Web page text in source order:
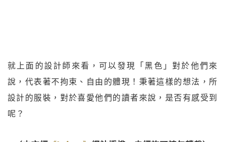
就上面的設計師來看，可以發現「黑色」對於他們來
說，代表著不拘束、自由的體現！秉著這樣的想法，所
設計的服裝，對於喜愛他們的讀者來說，是否有感受到
呢？